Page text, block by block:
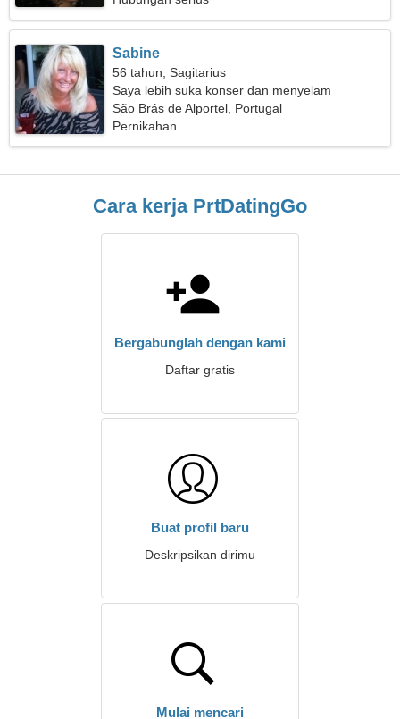
Sabine
56 tahun, Sagitarius
Saya lebih suka konser dan menyelam
São Brás de Alportel, Portugal
Pernikahan
Cara kerja PrtDatingGo
Bergabunglah dengan kami
Daftar gratis
Buat profil baru
Deskripsikan dirimu
Mulai mencari